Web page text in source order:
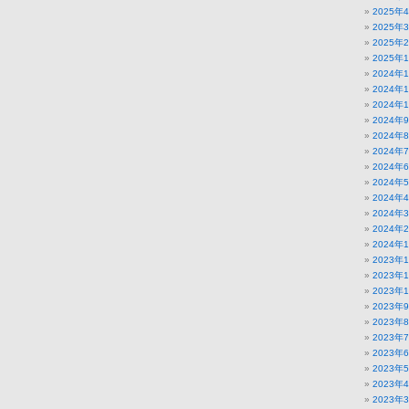
2025年4
2025年3
2025年2
2025年1
2024年
2024年
2024年
2024年9
2024年8
2024年7
2024年6
2024年5
2024年4
2024年3
2024年2
2024年1
2023年
2023年
2023年
2023年9
2023年8
2023年7
2023年6
2023年5
2023年4
2023年3